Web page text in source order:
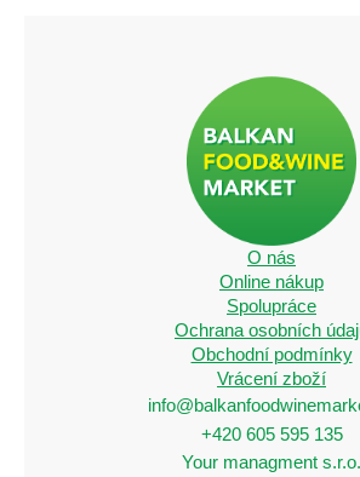
O nás
Online nákup
Spolupráce
Ochrana osobních
Obchodní podmínky
Vrácení zboží
+420 605 595 135
Your managment s.r.o.